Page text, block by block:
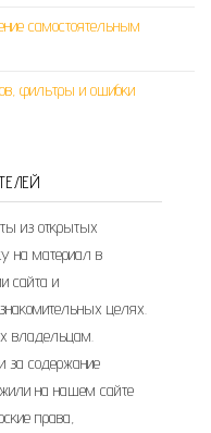
самостоятельным
фильтры и ошибки
из открытых
на материал в
сайта и
целях.
владельцам.
за содержание
на нашем сайте
права,